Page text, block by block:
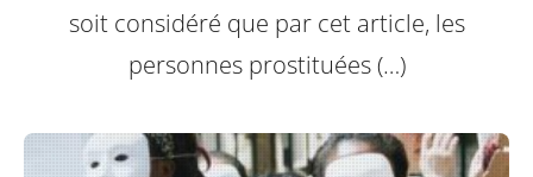
soit considéré que par cet article, les
personnes prostituées (…)